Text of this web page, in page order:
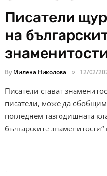
Писатели
на
By Милена Николова 12/02/
Писатели стават
писатели, може да обобщим
погледнем тазгодишната
българските